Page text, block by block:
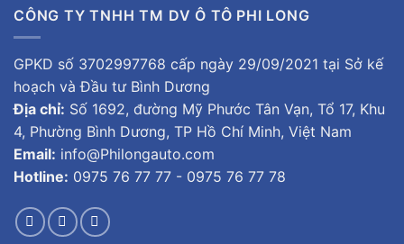
CÔNG TY TNHH TM DV Ô TÔ PHI LONG
GPKD số 3702997768 cấp ngày 29/09/2021 tại Sở kế
hoạch và Đầu tư Bình Dương
Địa chỉ: Số 1692, đường Mỹ Phước Tân Vạn, Tổ 17, Khu
4, Phường Bình Dương, TP Hồ Chí Minh, Việt Nam
Email: info@Philongauto.com
Hotline: 0975 76 77 77 - 0975 76 77 78